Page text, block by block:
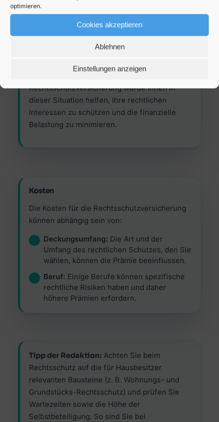
optimieren.
Cookies akzeptieren
Ablehnen
Einstellungen anzeigen
Schadensbeispiel
Sie geraten in einenRechtsstreit mit Ihrem
Nachbarn über einen Zaun, der auf der
Grundstücksgrenze steht. Die Kosten für
Anwälte und Gerichtsverfahren können
Rechtsschutzversicherung würde Ihnen in
dieser Situation helfen, Ihre rechtlichen
Interessen zu schützen und die finanzielle
Belastung zu minimieren.
Kosten
Die Kosten für die Rechtsschutzversicherung
können abhängig sein von:
Deckungsumfang: Die Art und der
Umfang des rechtlichen Schutzes, den Sie
wählen, können die Prämie beeinflussen.
Beruf: Einige Berufe können spezifische
rechtliche Risiken haben und daher
höhere Prämien erfordern.
Tipp der Redaktion: Achten Sie beim
Rechtsschutz auf die für Hausbesitzer
relevanten Bausteine (z. B. Wohnungs- und
Grundstücks-Rechtsschutz) und prüfen Sie
Wartezeiten sowie die Höhe der
Selbstbeteiligung. So sind Sie bei